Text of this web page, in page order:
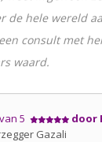
de hele wereld
consult met
waard.
5
door
Gazali